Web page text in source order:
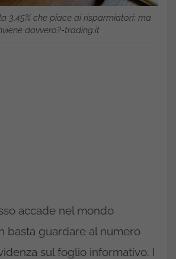
3,45% che piace ai risparmiatori: ma
davvero?-trading.it
accade nel mondo
basta guardare al numero
sul foglio informativo. I